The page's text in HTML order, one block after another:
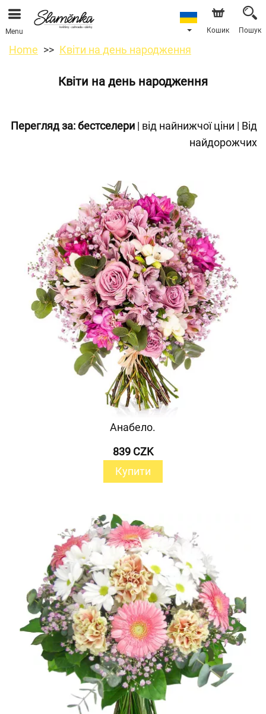
Menu Кошик Пошук
Home Квіти на день народження
Квіти на день народження
Перегляд за:бестселери | від найнижчої ціни | Від
найдорожчих
Анабело.
839 CZK
Купити